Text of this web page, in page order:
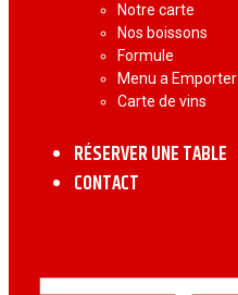
Notre carte
Nos boissons
Formule
Menu a Emporter
Carte de vins
RÉSERVER UNE TABLE
CONTACT